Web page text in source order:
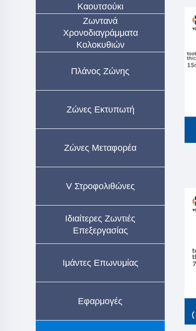
Καουτσούκι
Ζωντανά
Χρονοδιαγράμματα
Κολοκυθιών
Πλάνος Ζώνης
Ζώνες Εκτυπωτή
Ζώνες Μεταφορέα
V Στροφολιθώνες
Ιδιαίτερες Ζωντιές
Επεξεργασίας
Ιμάντες Επωνυμίας
Εφαρμογές